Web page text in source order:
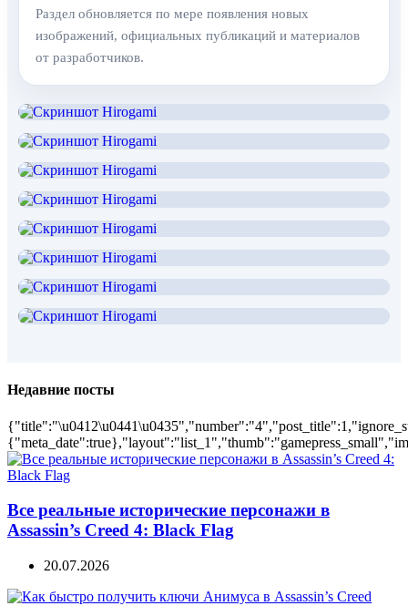
Раздел обновляется по мере появления новых
изображений, официальных публикаций и материалов
от разработчиков.
Недавние посты
Все реальные исторические персонажи в
Assassin’s Creed 4: Black Flag
20.07.2026